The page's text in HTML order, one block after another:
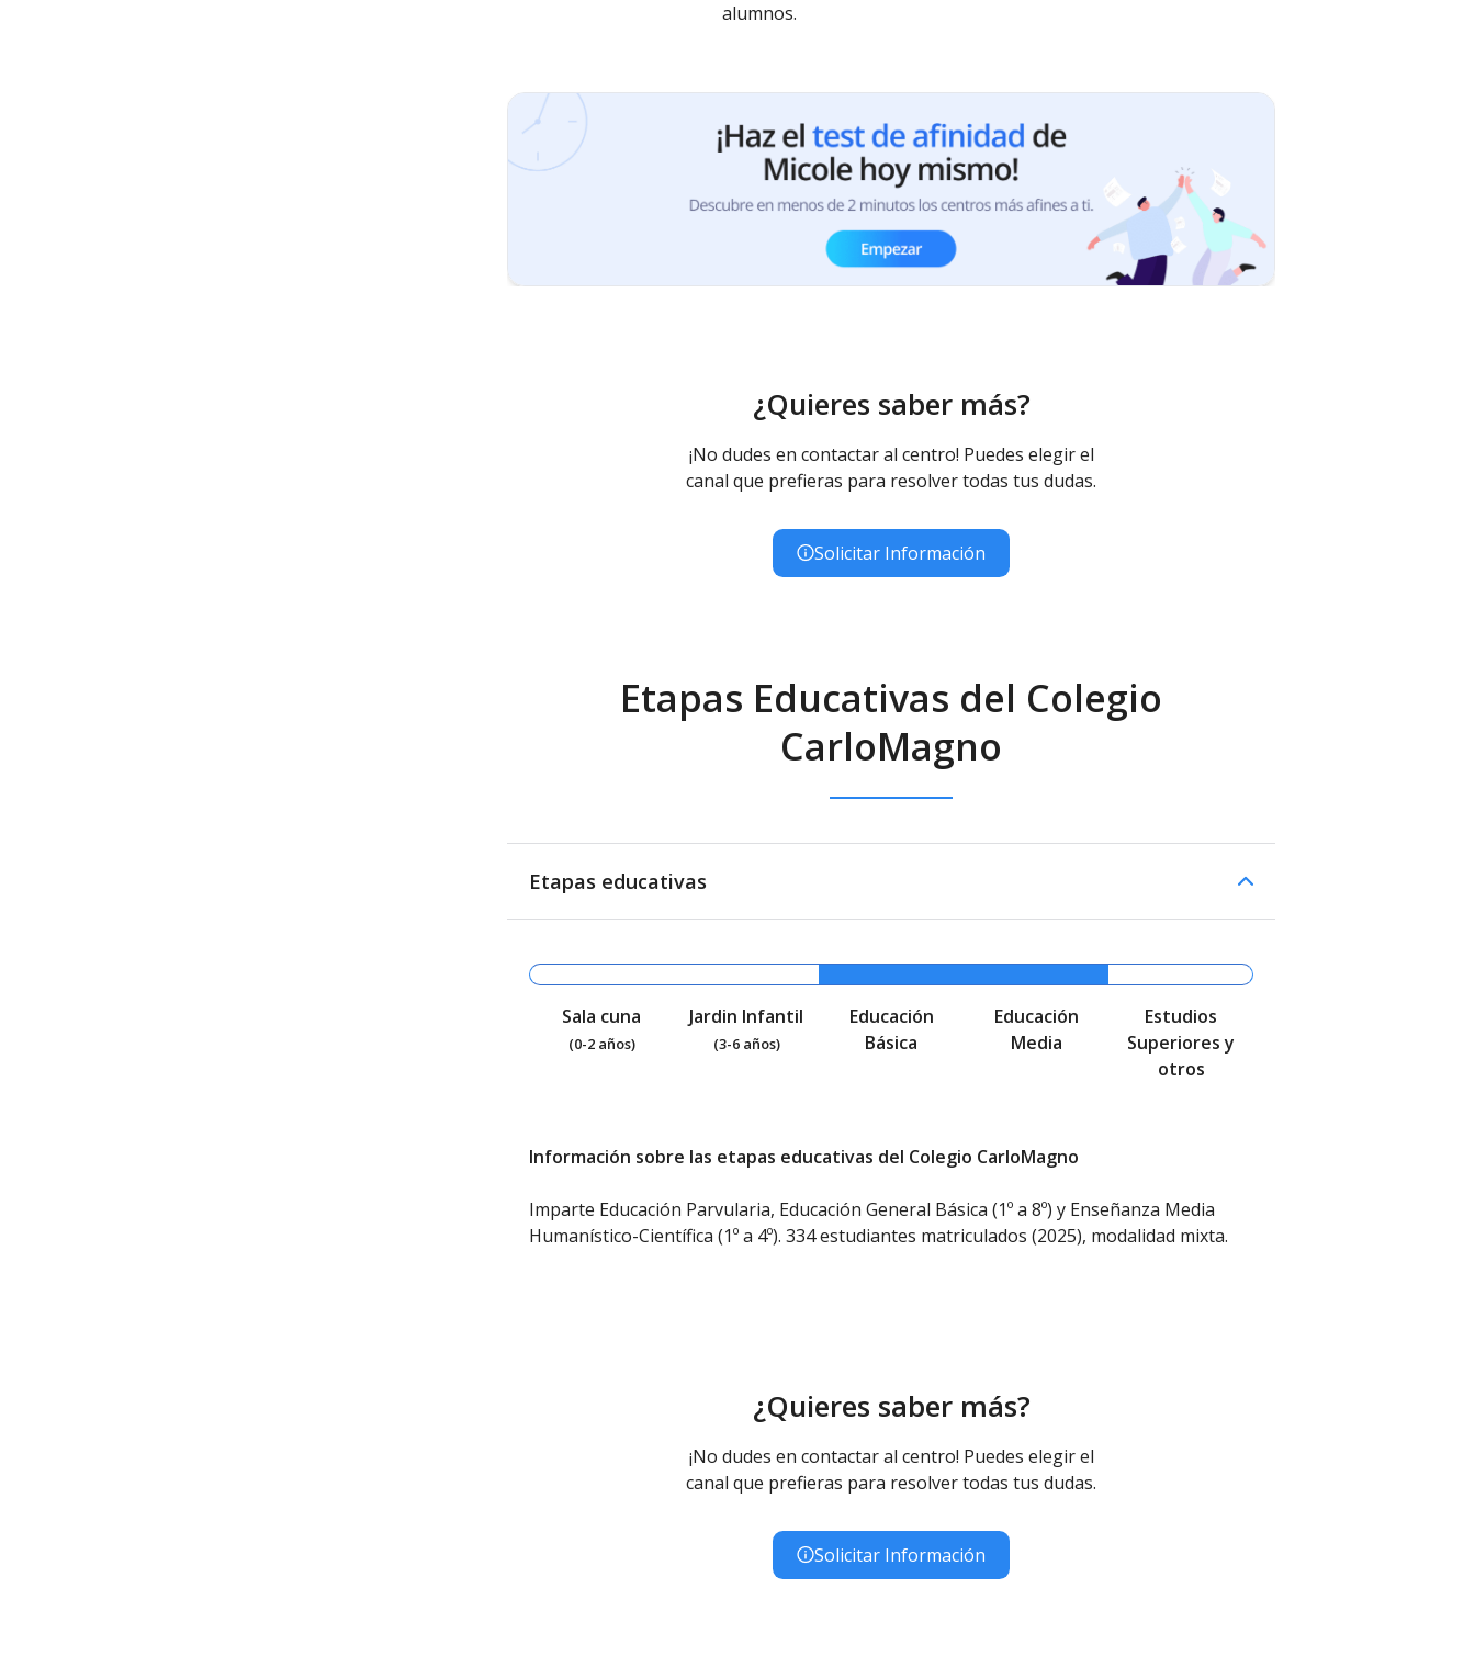
alumnos.
¿Quieres saber más?
¡No dudes en contactar al centro! Puedes elegir el
canal que prefieras para resolver todas tus dudas.
Solicitar Información
Etapas Educativas del Colegio
CarloMagno
Etapas educativas
Sala cuna
(0-2 años)
Jardin Infantil
(3-6 años)
Educación
Básica
Educación
Media
Estudios
Superiores y
otros
Información sobre las etapas educativas del Colegio CarloMagno
Imparte Educación Parvularia, Educación General Básica (1º a 8º) y Enseñanza Media
Humanístico-Científica (1º a 4º). 334 estudiantes matriculados (2025), modalidad mixta.
¿Quieres saber más?
¡No dudes en contactar al centro! Puedes elegir el
canal que prefieras para resolver todas tus dudas.
Solicitar Información